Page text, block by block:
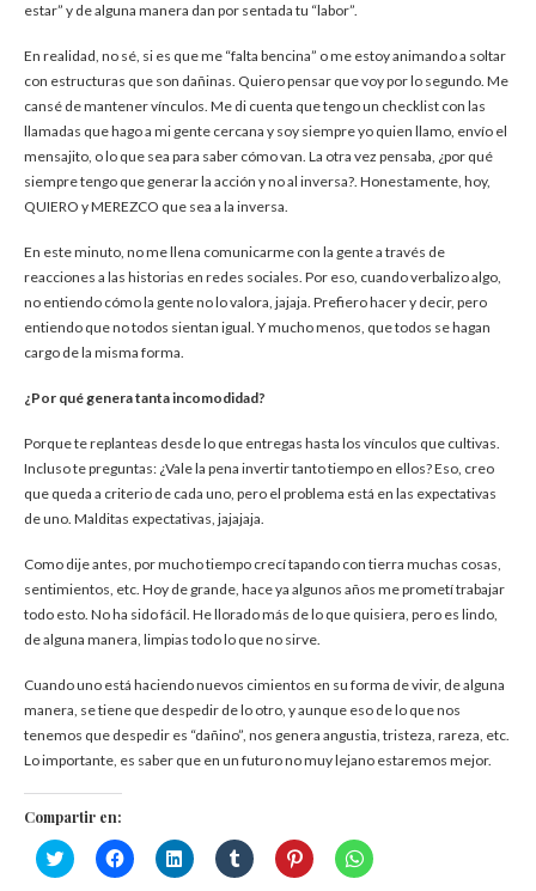
estar” y de alguna manera dan por sentada tu “labor”.
En realidad, no sé, si es que me “falta bencina” o me estoy animando a soltar
con estructuras que son dañinas. Quiero pensar que voy por lo segundo. Me
cansé de mantener vínculos. Me di cuenta que tengo un checklist con las
llamadas que hago a mi gente cercana y soy siempre yo quien llamo, envío el
mensajito, o lo que sea para saber cómo van. La otra vez pensaba, ¿por qué
siempre tengo que generar la acción y no al inversa?. Honestamente, hoy,
QUIERO y MEREZCO que sea a la inversa.
En este minuto, no me llena comunicarme con la gente a través de
reacciones a las historias en redes sociales. Por eso, cuando verbalizo algo,
no entiendo cómo la gente no lo valora, jajaja. Prefiero hacer y decir, pero
entiendo que no todos sientan igual. Y mucho menos, que todos se hagan
cargo de la misma forma.
¿Por qué genera tanta incomodidad?
Porque te replanteas desde lo que entregas hasta los vínculos que cultivas.
Incluso te preguntas: ¿Vale la pena invertir tanto tiempo en ellos? Eso, creo
que queda a criterio de cada uno, pero el problema está en las expectativas
de uno. Malditas expectativas, jajajaja.
Como dije antes, por mucho tiempo crecí tapando con tierra muchas cosas,
sentimientos, etc. Hoy de grande, hace ya algunos años me prometí trabajar
todo esto. No ha sido fácil. He llorado más de lo que quisiera, pero es lindo,
de alguna manera, limpias todo lo que no sirve.
Cuando uno está haciendo nuevos cimientos en su forma de vivir, de alguna
manera, se tiene que despedir de lo otro, y aunque eso de lo que nos
tenemos que despedir es “dañino”, nos genera angustia, tristeza, rareza, etc.
Lo importante, es saber que en un futuro no muy lejano estaremos mejor.
Compartir en:
Haz
clic
Haz
clic
Haz
clic
Haz
clic
Haz
clic
Haz
clic